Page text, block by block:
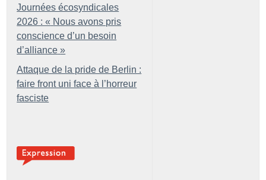
Journées écosyndicales
2026 : « Nous avons pris
conscience d’un besoin
d’alliance »
Attaque de la pride de Berlin :
faire front uni face à l’horreur
fasciste